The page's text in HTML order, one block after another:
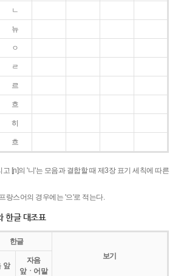
ㄴ
뉴
ㅇ
ㄹ
르
흐
히
흐
고 [ɲ]의 '니'는 모음과 결합할 때 제3장 표기 세칙에 따른
랑스어의 경우에는 '으'로 적는다.
한글 대조표
한글
보기
앞
자음
앞ㆍ어말